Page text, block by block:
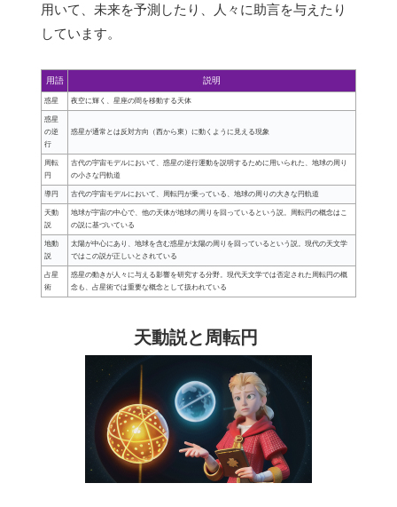
用いて、未来を予測したり、人々に助言を与えたり
しています。
用語 説明
惑星 夜空に輝く、星座の間を移動する天体
惑星
の逆
行
惑星が通常とは反対方向（西から東）に動くように見える現象
周転
円
古代の宇宙モデルにおいて、惑星の逆行運動を説明するために用いられた、地球の周り
の小さな円軌道
導円 古代の宇宙モデルにおいて、周転円が乗っている、地球の周りの大きな円軌道
天動
説
地球が宇宙の中心で、他の天体が地球の周りを回っているという説。周転円の概念はこ
の説に基づいている
地動
説
太陽が中心にあり、地球を含む惑星が太陽の周りを回っているという説。現代の天文学
ではこの説が正しいとされている
占星
術
惑星の動きが人々に与える影響を研究する分野。現代天文学では否定された周転円の概
念も、占星術では重要な概念として扱われている
天動説と周転円